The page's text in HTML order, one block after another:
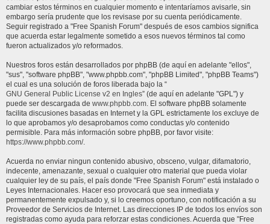
cambiar estos términos en cualquier momento e intentaríamos avisarle, sin
embargo sería prudente que los revisase por su cuenta periódicamente.
Seguir registrado a "Free Spanish Forum" después de esos cambios significa
que acuerda estar legalmente sometido a esos nuevos términos tal como
fueron actualizados y/o reformados.
Nuestros foros están desarrollados por phpBB (de aquí en adelante "ellos",
"sus", "software phpBB", "www.phpbb.com", "phpBB Limited", "phpBB Teams")
el cual es una solución de foros liberada bajo la “
GNU General Public License v2 en Ingles” (de aquí en adelante "GPL") y
puede ser descargada de www.phpbb.com. El software phpBB solamente
facilita discusiones basadas en Internet y la GPL estrictamente los excluye de
lo que aprobamos y/o desaprobamos como conductas y/o contenido
permisible. Para más información sobre phpBB, por favor visite:
https://www.phpbb.com/.
Acuerda no enviar ningun contenido abusivo, obsceno, vulgar, difamatorio,
indecente, amenazante, sexual o cualquier otro material que pueda violar
cualquier ley de su país, el país donde "Free Spanish Forum" está instalado o
Leyes Internacionales. Hacer eso provocará que sea inmediata y
permanentemente expulsado y, si lo creemos oportuno, con notificación a su
Proveedor de Servicios de Internet. Las direcciones IP de todos los envíos son
registradas como ayuda para reforzar estas condiciones. Acuerda que "Free